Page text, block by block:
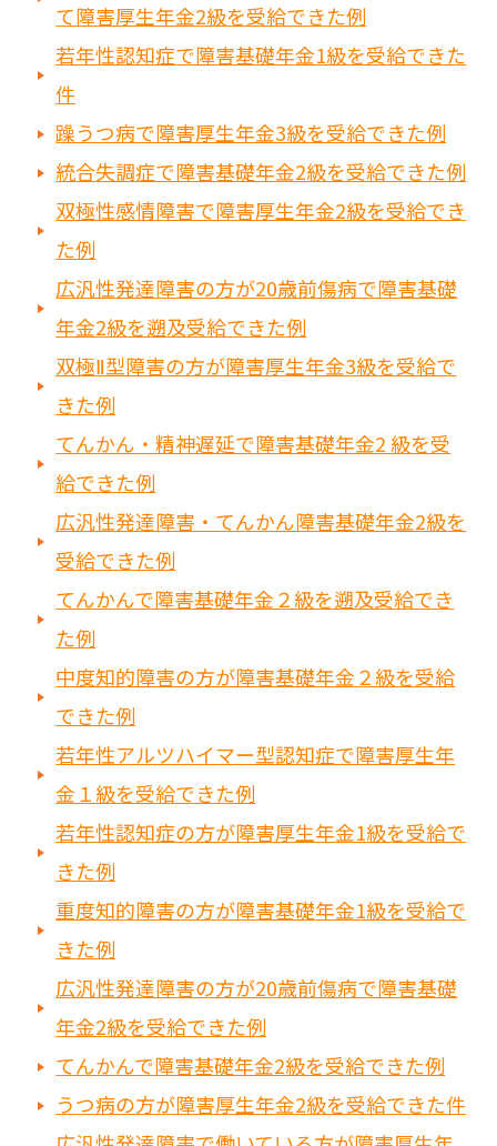
て障害厚生年金2級を受給できた例
若年性認知症で障害基礎年金1級を受給できた
件
躁うつ病で障害厚生年金3級を受給できた例
統合失調症で障害基礎年金2級を受給できた例
双極性感情障害で障害厚生年金2級を受給でき
た例
広汎性発達障害の方が20歳前傷病で障害基礎
年金2級を遡及受給できた例
双極Ⅱ型障害の方が障害厚生年金3級を受給で
きた例
てんかん・精神遅延で障害基礎年金2 級を受
給できた例
広汎性発達障害・てんかん障害基礎年金2級を
受給できた例
てんかんで障害基礎年金２級を遡及受給でき
た例
中度知的障害の方が障害基礎年金２級を受給
できた例
若年性アルツハイマー型認知症で障害厚生年
金１級を受給できた例
若年性認知症の方が障害厚生年金1級を受給で
きた例
重度知的障害の方が障害基礎年金1級を受給で
きた例
広汎性発達障害の方が20歳前傷病で障害基礎
年金2級を受給できた例
てんかんで障害基礎年金2級を受給できた例
うつ病の方が障害厚生年金2級を受給できた件